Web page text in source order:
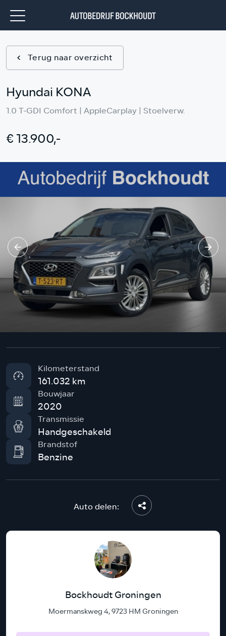
Terug naar overzicht
Hyundai KONA
1.0 T-GDI Comfort | AppleCarplay | Stoelverw.
€ 13.900,-
Kilometerstand
161.032 km
Bouwjaar
2020
Transmissie
Handgeschakeld
Brandstof
Benzine
Auto delen:
Bockhoudt Groningen
Moermanskweg 4, 9723 HM Groningen